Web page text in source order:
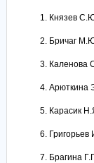
Князев
Бричаг
Каленова
Арюткина
Карасик
Григорьев
Брагина